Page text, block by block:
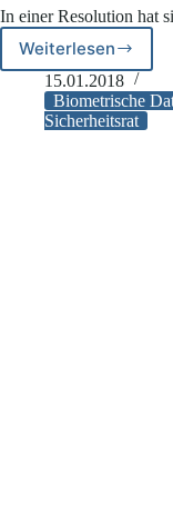
In einer Resolution hat
Weiterlesen
UN-
fordert
eine
15.01.2018
Biometrische
Sicherheitsrat